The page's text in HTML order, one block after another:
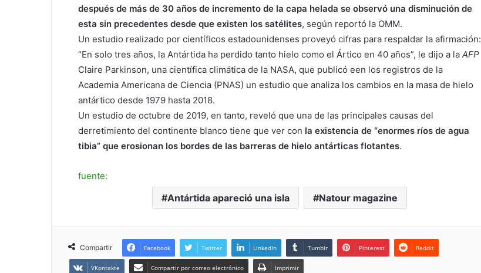
después de más de 30 años de incremento de la capa helada se observó una disminución de
esta sin precedentes desde que existen los satélites, según reportó la OMM.
Un estudio realizado por científicos estadounidenses proveyó cifras para respaldar la afirmación:
“En solo tres años, la Antártida ha perdido tanto hielo como el Ártico en 40 años”, le dijo a la AFP
Claire Parkinson, una científica climática de la NASA, que publicó een los registros de la
Academia Americana de Ciencia (PNAS) un estudio que analiza los cambios en la masa de hielo
antártico desde 1979 hasta 2018.
Un estudio de octubre de 2019, en tanto, reveló que una de las principales causas del
derretimiento del continente blanco tiene que ver con la existencia de “enormes ríos de agua
tibia” que erosionan los bordes de las barreras de hielo antárticas flotantes.
fuente:
Antártida apareció una isla Natour magazine
Compartir Facebook Twitter LinkedIn Tumblr Pinterest Reddit
VKontakte Compartir por correo electrónico Imprimir